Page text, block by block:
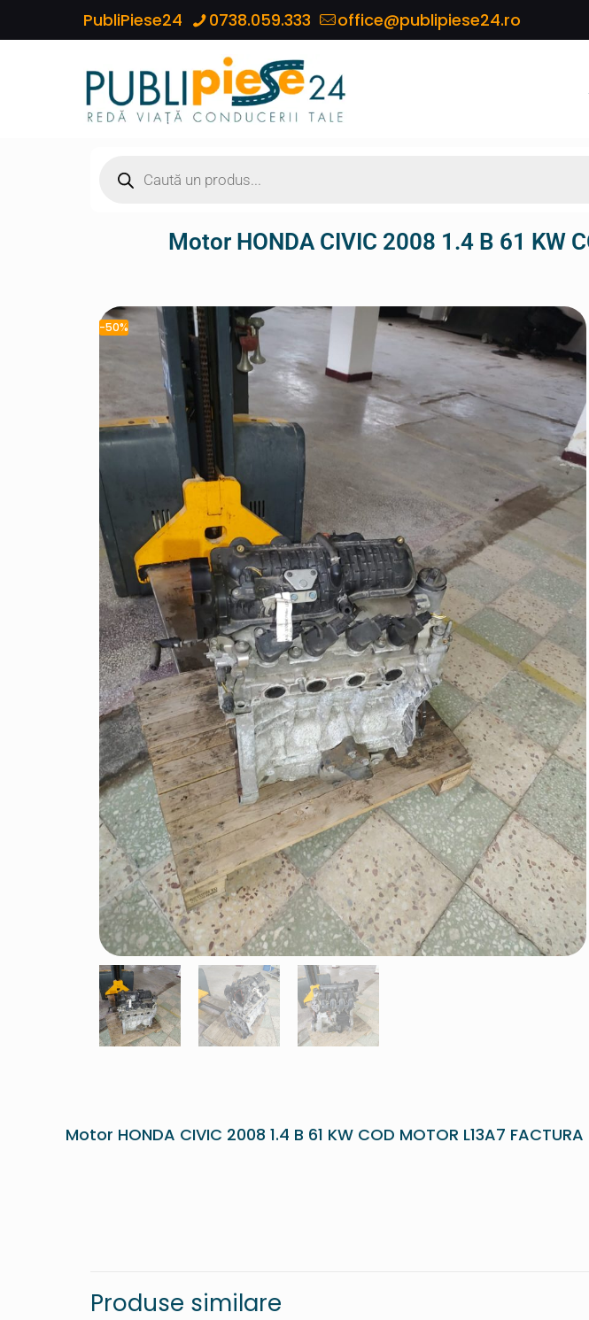
PubliPiese24 0738.059.333 office@publipiese24.ro
Motor HONDA CIVIC 2008 1.4 B 61 KW
-50%
Motor HONDA CIVIC 2008 1.4 B 61 KW COD MOTOR L13A7 FACTURA
Produse similare